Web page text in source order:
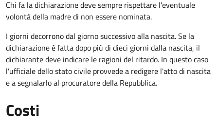
Chi fa la dichiarazione deve sempre rispettare l'eventuale
volontà della madre di non essere nominata.
I giorni decorrono dal giorno successivo alla nascita. Se la
dichiarazione è fatta dopo più di dieci giorni dalla nascita, il
dichiarante deve indicare le ragioni del ritardo. In questo caso
l'ufficiale dello stato civile provvede a redigere l'atto di nascita
e a segnalarlo al procuratore della Repubblica.
Costi